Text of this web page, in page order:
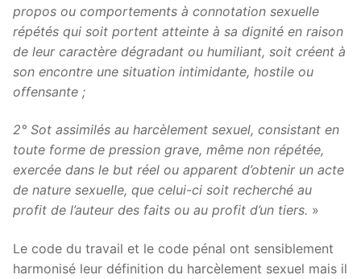
propos ou comportements à connotation sexuelle
répétés qui soit portent atteinte à sa dignité en raison
de leur caractère dégradant ou humiliant, soit créent à
son encontre une situation intimidante, hostile ou
offensante ;
2° Sot assimilés au harcèlement sexuel, consistant en
toute forme de pression grave, même non répétée,
exercée dans le but réel ou apparent d’obtenir un acte
de nature sexuelle, que celui-ci soit recherché au
profit de l’auteur des faits ou au profit d’un tiers. »
Le code du travail et le code pénal ont sensiblement
harmonisé leur définition du harcèlement sexuel mais il